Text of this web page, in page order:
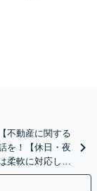
不動産に関する
を！【休日・夜
柔軟に対応しま
あり】